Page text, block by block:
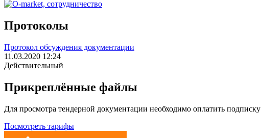
Протоколы
Протокол обсуждения документации
11.03.2020 12:24
Действительный
Прикреплённые файлы
Для просмотра тендерной документации необходимо оплатить подписку
Посмотреть тарифы